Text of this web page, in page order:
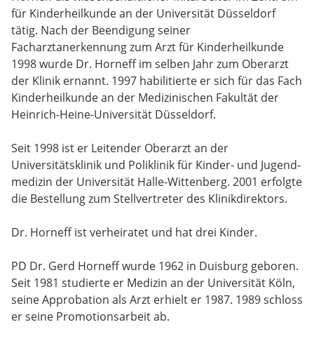
für Kinderheilkunde an der Universität Düsseldorf
tätig. Nach der Beendigung seiner
Facharztanerkennung zum Arzt für Kinderheilkunde
1998 wurde Dr. Horneff im selben Jahr zum Oberarzt
der Klinik ernannt. 1997 habilitierte er sich für das Fach
Kinderheilkunde an der Medizinischen Fakultät der
Heinrich-Heine-Universität Düsseldorf.
Seit 1998 ist er Leitender Oberarzt an der
Universitätsklinik und Poliklinik für Kinder- und Jugend-
medizin der Universität Halle-Wittenberg. 2001 erfolgte
die Bestellung zum Stellvertreter des Klinikdirektors.
Dr. Horneff ist verheiratet und hat drei Kinder.
PD Dr. Gerd Horneff wurde 1962 in Duisburg geboren.
Seit 1981 studierte er Medizin an der Universität Köln,
seine Approbation als Arzt erhielt er 1987. 1989 schloss
er seine Promotionsarbeit ab.